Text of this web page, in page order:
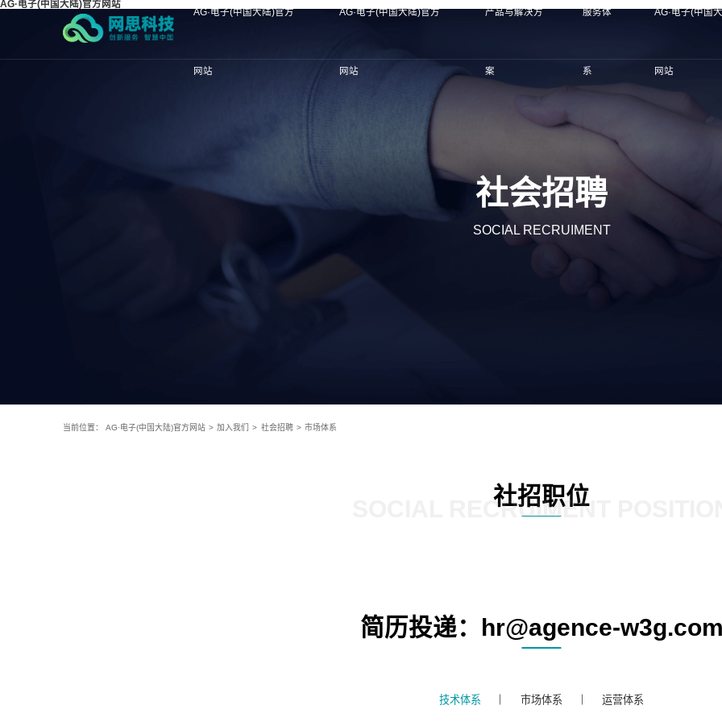
AG·电子(中国大陆)官方网站
AG·电子(中国大陆)官方
网站
AG·电子(中国大陆)官方
网站
产品与解决方
案
服务体
系
AG·电子(中国
网站
社会招聘
SOCIAL RECRUIMENT
当前位置： AG·电子(中国大陆)官方网站 > 加入我们 > 社会招聘 > 市场体系
社招职位
SOCIAL RECRUIMENT
简历投递：hr@agence-
技术体系 市场体系 运营体系